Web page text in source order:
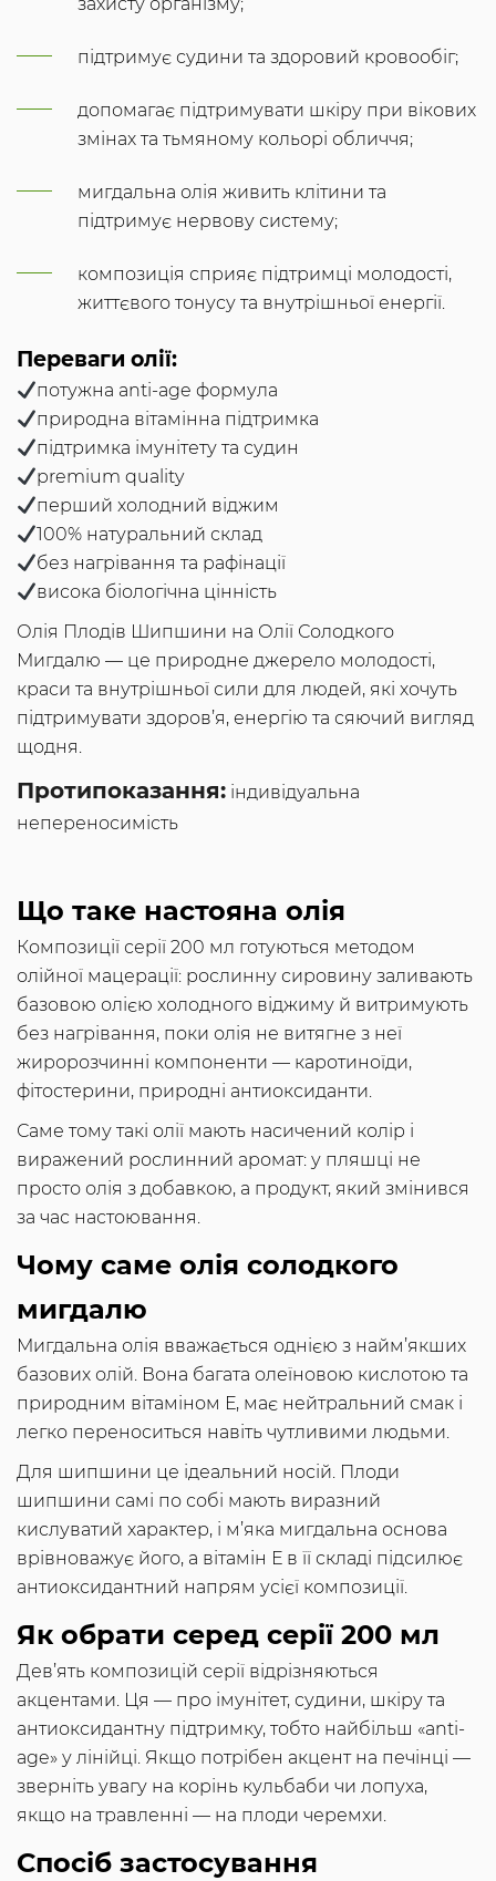
захисту організму;
підтримує судини та здоровий кровообіг;
допомагає підтримувати шкіру при вікових
змінах та тьмяному кольорі обличчя;
мигдальна олія живить клітини та
підтримує нервову систему;
композиція сприяє підтримці молодості,
життєвого тонусу та внутрішньої енергії.
Переваги олії:
потужна anti-age формула
природна вітамінна підтримка
підтримка імунітету та судин
premium quality
перший холодний віджим
100% натуральний склад
без нагрівання та рафінації
висока біологічна цінність
Олія Плодів Шипшини на Олії Солодкого
Мигдалю — це природне джерело молодості,
краси та внутрішньої сили для людей, які хочуть
підтримувати здоров’я, енергію та сяючий вигляд
щодня.
Протипоказання: індивідуальна
непереносимість
Що таке настояна олія
Композиції серії 200 мл готуються методом
олійної мацерації: рослинну сировину заливають
базовою олією холодного віджиму й витримують
без нагрівання, поки олія не витягне з неї
жиророзчинні компоненти — каротиноїди,
фітостерини, природні антиоксиданти.
Саме тому такі олії мають насичений колір і
виражений рослинний аромат: у пляшці не
просто олія з добавкою, а продукт, який змінився
за час настоювання.
Чому саме олія солодкого
мигдалю
Мигдальна олія вважається однією з найм’якших
базових олій. Вона багата олеїновою кислотою та
природним вітаміном Е, має нейтральний смак і
легко переноситься навіть чутливими людьми.
Для шипшини це ідеальний носій. Плоди
шипшини самі по собі мають виразний
кислуватий характер, і м’яка мигдальна основа
врівноважує його, а вітамін Е в її складі підсилює
антиоксидантний напрям усієї композиції.
Як обрати серед серії 200 мл
Дев’ять композицій серії відрізняються
акцентами. Ця — про імунітет, судини, шкіру та
антиоксидантну підтримку, тобто найбільш «anti-
age» у лінійці. Якщо потрібен акцент на печінці —
зверніть увагу на корінь кульбаби чи лопуха,
якщо на травленні — на плоди черемхи.
Спосіб застосування